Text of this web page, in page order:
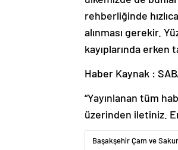
rehberliğinde
alınması gerekir.
kayıplarında erken
Haber Kaynak :
“Yayınlanan tüm
üzerinden iletiniz.
Başakşehir Çam ve